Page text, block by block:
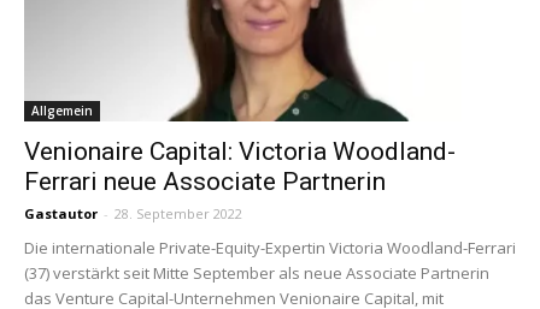
Allgemein
Venionaire Capital: Victoria Woodland-
Ferrari neue Associate Partnerin
Gastautor - 28. September 2022
Die internationale Private-Equity-Expertin Victoria Woodland-Ferrari
(37) verstärkt seit Mitte September als neue Associate Partnerin
das Venture Capital-Unternehmen Venionaire Capital, mit